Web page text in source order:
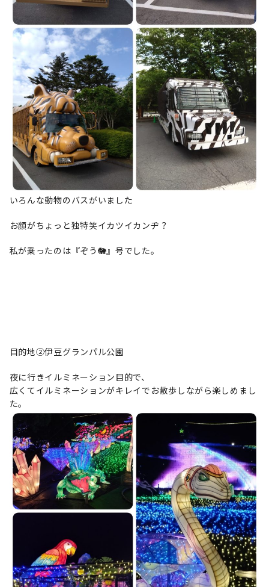
いろんな動物のバスがいました
お顔がちょっと独特笑イカツイカンヂ？
私が乗ったのは『ぞう🐘』号でした。
目的地②伊豆グランパル公園
夜に行きイルミネーション目的で、
広くてイルミネーションがキレイでお散歩しながら楽しめまし
た。